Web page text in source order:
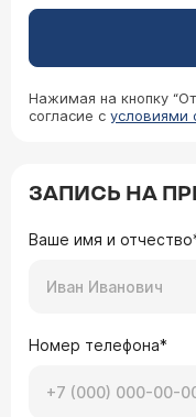
Нажимая на кнопку
согласие с условиями
ЗАПИСЬ НА
Ваше имя и
Номер телефона*